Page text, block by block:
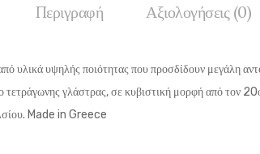
Περιγραφή Αξιολογήσεις (0)
υλικά υψηλής ποιότητας που προσδίδουν μεγάλη
τετράγωνης γλάστρας,σε κυβιστική μορφή από τον
Made in Greece